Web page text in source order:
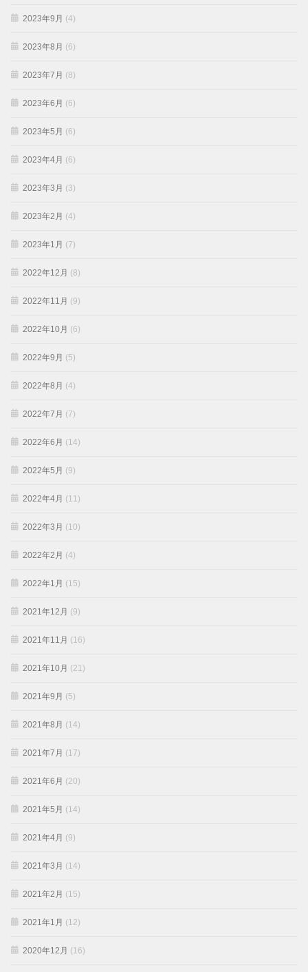
2023年9月 (4)
2023年8月 (6)
2023年7月 (8)
2023年6月 (6)
2023年5月 (6)
2023年4月 (6)
2023年3月 (3)
2023年2月 (4)
2023年1月 (7)
2022年12月 (8)
2022年11月 (9)
2022年10月 (6)
2022年9月 (5)
2022年8月 (4)
2022年7月 (7)
2022年6月 (14)
2022年5月 (9)
2022年4月 (11)
2022年3月 (10)
2022年2月 (4)
2022年1月 (15)
2021年12月 (9)
2021年11月 (16)
2021年10月 (21)
2021年9月 (5)
2021年8月 (14)
2021年7月 (17)
2021年6月 (20)
2021年5月 (14)
2021年4月 (9)
2021年3月 (14)
2021年2月 (15)
2021年1月 (12)
2020年12月 (16)